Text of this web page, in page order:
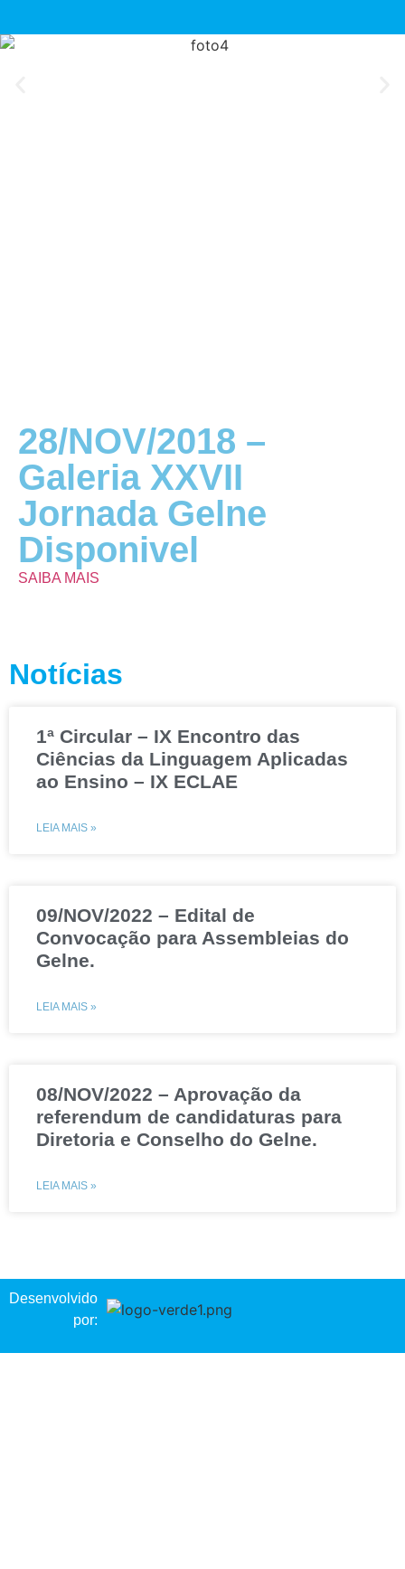
28/NOV/2018 –
Galeria XXVII
Jornada Gelne
Disponivel
SAIBA MAIS
Notícias
1ª Circular – IX Encontro das
Ciências da Linguagem Aplicadas
ao Ensino – IX ECLAE
LEIA MAIS »
09/NOV/2022 – Edital de
Convocação para Assembleias do
Gelne.
LEIA MAIS »
08/NOV/2022 – Aprovação da
referendum de candidaturas para
Diretoria e Conselho do Gelne.
LEIA MAIS »
Desenvolvido
por: